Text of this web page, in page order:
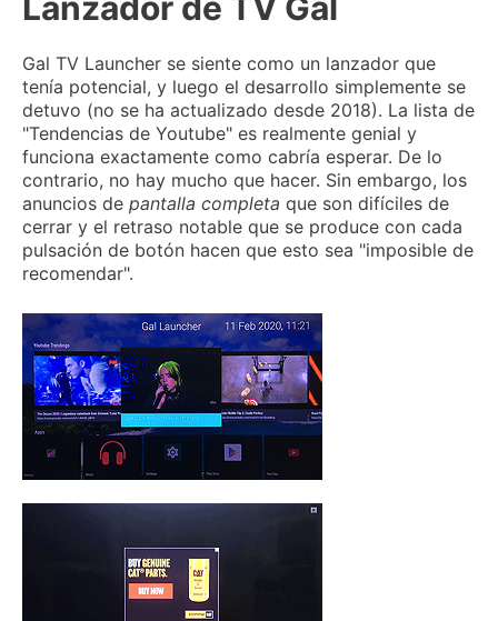
Gal TV Launcher se siente como un lanzador que
tenía potencial, y luego el desarrollo simplemente se
detuvo (no se ha actualizado desde 2018). La lista de
"Tendencias de Youtube" es realmente genial y
funciona exactamente como cabría esperar. De lo
contrario, no hay mucho que hacer. Sin embargo, los
anuncios de pantalla completa que son difíciles de
cerrar y el retraso notable que se produce con cada
pulsación de botón hacen que esto sea "imposible de
recomendar".